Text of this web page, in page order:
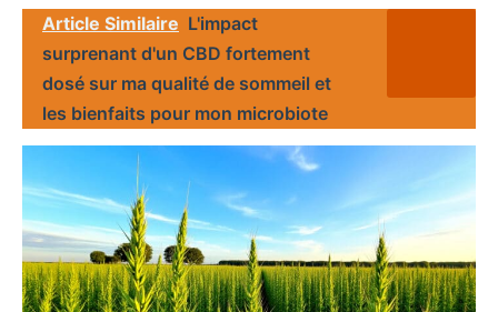
Article Similaire L'impact
surprenant d'un CBD fortement
dosé sur ma qualité de sommeil et
les bienfaits pour mon microbiote